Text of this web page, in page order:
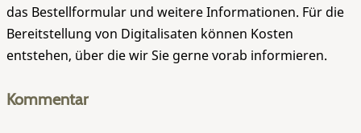
das Bestellformular und weitere Informationen. Für die
Bereitstellung von Digitalisaten können Kosten
entstehen, über die wir Sie gerne vorab informieren.
Kommentar